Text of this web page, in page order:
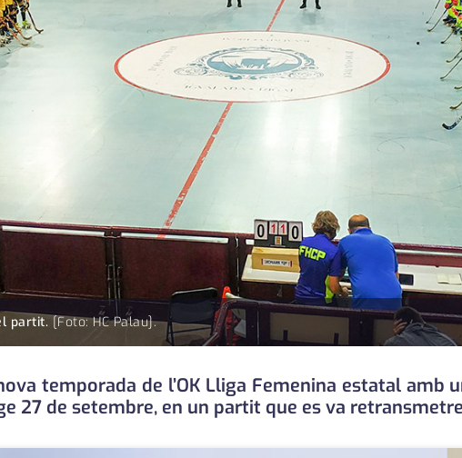
partit.[Foto: HC Palau].
temporada de l’OK Lliga Femenina estatal amb
27 de setembre, en un partit que es va